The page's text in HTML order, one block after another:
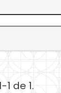
1 de 1.